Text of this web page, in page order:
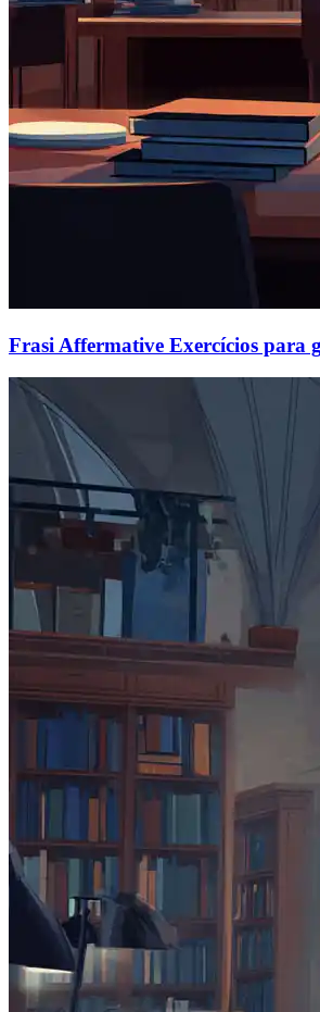
Frasi Affermative Exercícios para